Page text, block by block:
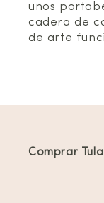
unos
cadera de
de arte
Comprar Tula